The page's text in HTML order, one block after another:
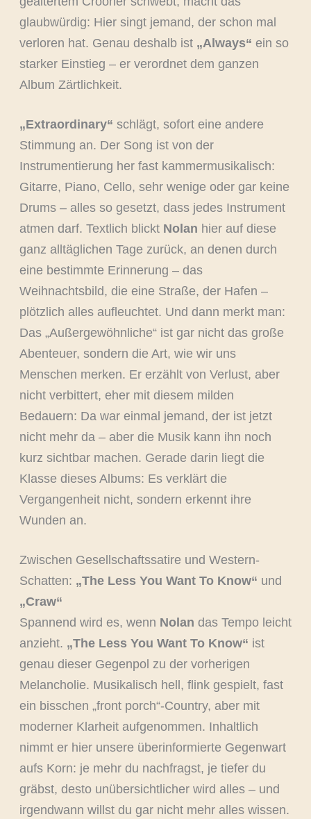
glaubwürdig: Hier singt jemand, der schon mal
verloren hat. Genau deshalb ist „Always“ ein so
starker Einstieg – er verordnet dem ganzen
Album Zärtlichkeit.
„Extraordinary“ schlägt, sofort eine andere
Stimmung an. Der Song ist von der
Instrumentierung her fast kammermusikalisch:
Gitarre, Piano, Cello, sehr wenige oder gar keine
Drums – alles so gesetzt, dass jedes Instrument
atmen darf. Textlich blickt Nolan hier auf diese
ganz alltäglichen Tage zurück, an denen durch
eine bestimmte Erinnerung – das
Weihnachtsbild, die eine Straße, der Hafen –
plötzlich alles aufleuchtet. Und dann merkt man:
Das „Außergewöhnliche“ ist gar nicht das große
Abenteuer, sondern die Art, wie wir uns
Menschen merken. Er erzählt von Verlust, aber
nicht verbittert, eher mit diesem milden
Bedauern: Da war einmal jemand, der ist jetzt
nicht mehr da – aber die Musik kann ihn noch
kurz sichtbar machen. Gerade darin liegt die
Klasse dieses Albums: Es verklärt die
Vergangenheit nicht, sondern erkennt ihre
Wunden an.
Zwischen Gesellschaftssatire und Western-
Schatten: „The Less You Want To Know“ und
„Craw“
Spannend wird es, wenn Nolan das Tempo leicht
anzieht. „The Less You Want To Know“ ist
genau dieser Gegenpol zu der vorherigen
Melancholie. Musikalisch hell, flink gespielt, fast
ein bisschen „front porch“-Country, aber mit
moderner Klarheit aufgenommen. Inhaltlich
nimmt er hier unsere überinformierte Gegenwart
aufs Korn: je mehr du nachfragst, je tiefer du
gräbst, desto unübersichtlicher wird alles – und
irgendwann willst du gar nicht mehr alles wissen.